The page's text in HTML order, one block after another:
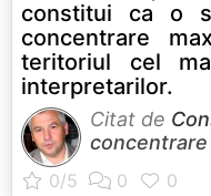
constitui ca o
concentrare
teritoriul cel
interpretarilor.
Citat de
concentrare